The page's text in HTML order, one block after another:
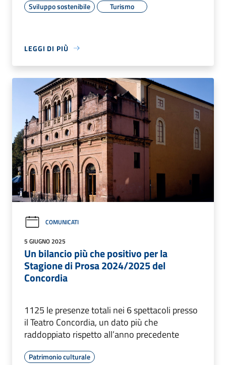
Sviluppo sostenibile
Turismo
LEGGI DI PIÙ
COMUNICATI
5 GIUGNO 2025
Un bilancio più che positivo per la
Stagione di Prosa 2024/2025 del
Concordia
1125 le presenze totali nei 6 spettacoli presso
il Teatro Concordia, un dato più che
raddoppiato rispetto all’anno precedente
Patrimonio culturale